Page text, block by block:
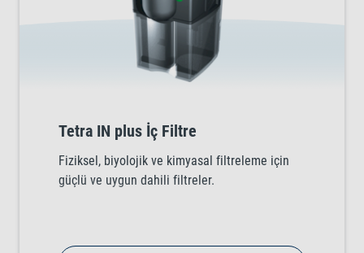
Tetra IN plus İç Filtre
Fiziksel, biyolojik ve kimyasal filtreleme için
güçlü ve uygun dahili filtreler.